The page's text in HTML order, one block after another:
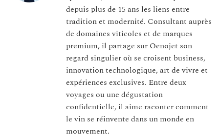
depuis plus de 15 ans les liens entre
tradition et modernité. Consultant auprès
de domaines viticoles et de marques
premium, il partage sur Oenojet son
regard singulier où se croisent business,
innovation technologique, art de vivre et
expériences exclusives. Entre deux
voyages ou une dégustation
confidentielle, il aime raconter comment
le vin se réinvente dans un monde en
mouvement.